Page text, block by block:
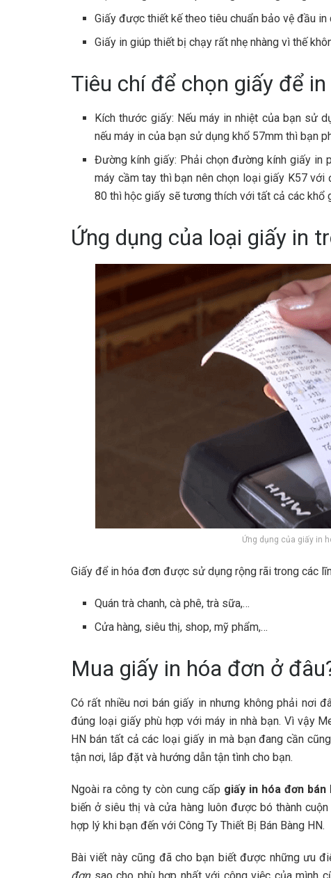
Giấy được thiết kế theo tiêu chuẩn bảo vệ đầu in
Giấy in giúp thiết bị chạy rất nhẹ nhàng vì thế
Tiêu chí để chọn giấy để
Kích thước giấy: Nếu máy in nhiệt của bạn sử
nếu máy in của bạn sử dụng khổ 57mm thì bạn
Đường kính giấy: Phải chọn đường kính giấy in
máy cầm tay thì bạn nên chọn loại giấy K57
80 thì hộc giấy sẽ tương thích với tất cả các khổ
Ứng dụng của loại giấy in
Ứng dụng của giấy in
Giấy để in hóa đơn được sử dụng rộng rãi trong các
Quán trà chanh, cà phê, trà sữa,…
Cửa hàng, siêu thị, shop, mỹ phẩm,…
Mua giấy in hóa đơn ở
Có rất nhiều nơi bán giấy in nhưng không phải nơi
đúng loại giấy phù hợp với máy in nhà bạn. Vì vậy
HN bán tất cả các loại giấy in mà bạn đang cần
tận nơi, lắp đặt và hướng dẫn tận tình cho bạn.
Ngoài ra công ty còn cung cấp giấy in hóa đơn bán
biến ở siêu thị và cửa hàng luôn được bó thành
hợp lý khi bạn đến với Công Ty Thiết Bị Bán Bàng HN.
Bài viết này cũng đã cho bạn biết được những ưu